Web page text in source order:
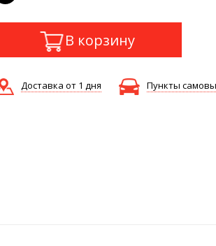
В корзину
Доставка от 1 дня Пункты